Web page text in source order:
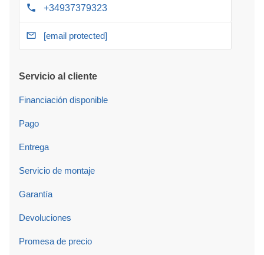
+34937379323
[email protected]
Servicio al cliente
Financiación disponible
Pago
Entrega
Servicio de montaje
Garantía
Devoluciones
Promesa de precio